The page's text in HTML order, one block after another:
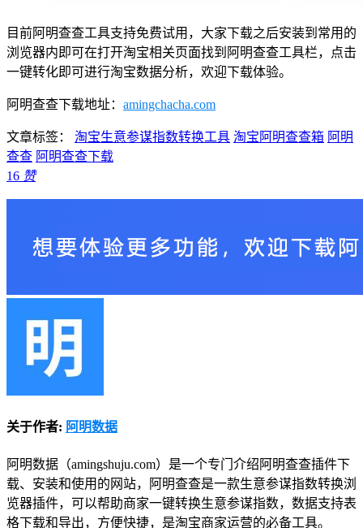
目前阿明查查工具支持免费试用，大家下载之后安装到常用的
浏览器内即可在打开淘宝相关页面找到阿明查查工具栏，点击
一键转化即可进行淘宝数据分析，欢迎下载体验。
阿明查查下载地址： amingchacha.com
文章标签： 淘宝生意参谋指数转换工具 淘宝阿明查查箱 阿明
查查 阿明查查下载
16 赞
关于作者: 阿明数据
阿明数据（amingshuju.com）是一个专门介绍阿明查查插件下
载、安装和使用的网站，阿明查查是一款生意参谋指数转换浏
览器插件，可以帮助商家一键转换生意参谋指数，数据支持表
格下载和导出，方便快捷，是淘宝商家运营的必备工具。